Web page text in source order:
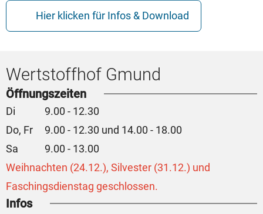
Hier klicken für Infos & Download
Wertstoffhof Gmund
Öffnungszeiten
Di
9.00 - 12.30
Do, Fr
9.00 - 12.30 und 14.00 - 18.00
Sa
9.00 - 13.00
Weihnachten (24.12.), Silvester (31.12.) und
Faschingsdienstag geschlossen.
Infos